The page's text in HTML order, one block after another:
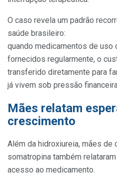
O caso revela um padrão
saúde brasileiro:
quando medicamentos de uso
fornecidos regularmente, o
transferido diretamente para
já vivem sob pressão
Mães relatam
crescimento
Além da hidroxiureia, mães de
somatropina também
acesso ao medicamento.